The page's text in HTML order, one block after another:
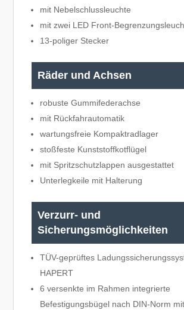
mit Nebelschlussleuchte
mit zwei LED Front-
13-poliger Stecker
Räder und Achsen
robuste Gummifederachse
mit Rückfahrautomatik
wartungsfreie Kompaktradlager
stoßfeste Kunststoffkotflügel
mit Spritzschutzlappen ausgestattet
Unterlegkeile mit Halterung
Verzurr- und
Sicherungsmöglichkeiten
TÜV-geprüftes
HAPERT
6 versenkte im Rahmen integrierte
Befestigungsbügel nach DIN-Norm